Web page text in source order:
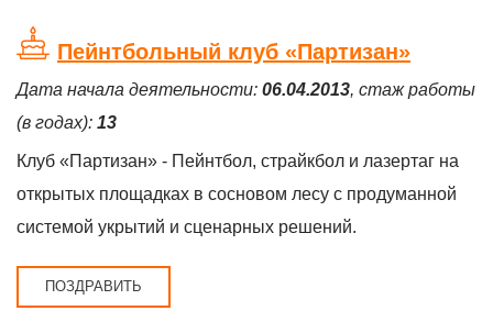
Пейнтбольный клуб «Партизан»
Дата начала деятельности: 06.04.2013, стаж работы
(в годах): 13
Клуб «Партизан» - Пейнтбол, страйкбол и лазертаг на
открытых площадках в сосновом лесу с продуманной
системой укрытий и сценарных решений.
ПОЗДРАВИТЬ